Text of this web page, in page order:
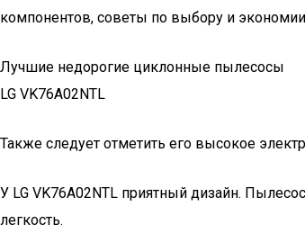
компонентов, советы по выбору и
Лучшие недорогие циклонные пылесосы
LG VK76A02NTL
Также следует отметить его высокое
У LG VK76A02NTL приятный дизайн.
легкость.